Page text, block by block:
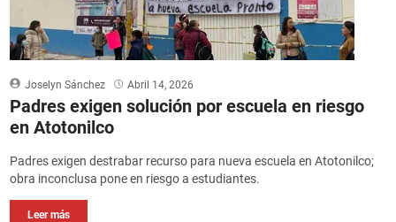
Joselyn Sánchez Abril 14, 2026
Padres exigen solución por escuela en riesgo
en Atotonilco
Padres exigen destrabar recurso para nueva escuela en Atotonilco;
obra inconclusa pone en riesgo a estudiantes.
Leer más